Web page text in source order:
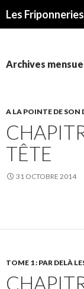
Les
Archives
A LA POINTE DE SON
TÊTE
31 OCTOBRE 2014
TOME 1 : PAR DELÀ